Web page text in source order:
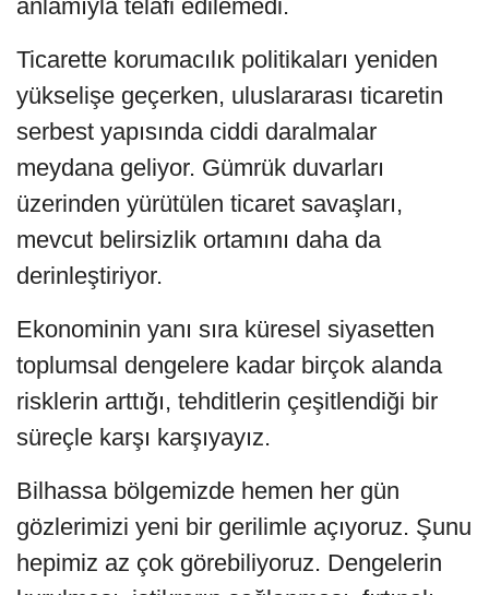
anlamıyla telafi edilemedi.
Ticarette korumacılık politikaları yeniden
yükselişe geçerken, uluslararası ticaretin
serbest yapısında ciddi daralmalar
meydana geliyor. Gümrük duvarları
üzerinden yürütülen ticaret savaşları,
mevcut belirsizlik ortamını daha da
derinleştiriyor.
Ekonominin yanı sıra küresel siyasetten
toplumsal dengelere kadar birçok alanda
risklerin arttığı, tehditlerin çeşitlendiği bir
süreçle karşı karşıyayız.
Bilhassa bölgemizde hemen her gün
gözlerimizi yeni bir gerilimle açıyoruz. Şunu
hepimiz az çok görebiliyoruz. Dengelerin